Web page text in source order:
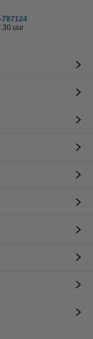
787124
uur